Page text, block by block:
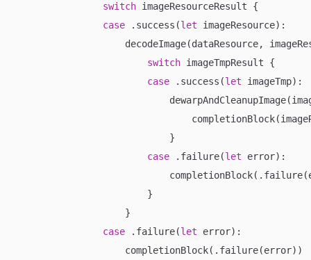
switch imageResourceResult {
case .success(let imageResource):
decodeImage(dataResource,
switch imageTmpResult {
case .success(let imageTmp):
                            }
case .failure(let error):
                        }
                    }
case .failure(let error):
                    completionBlock(.failure(error))